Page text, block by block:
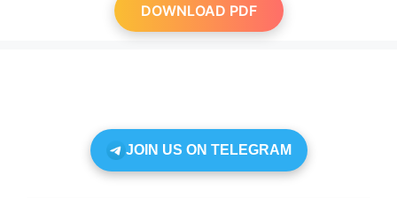
DOWNLOAD PDF
JOIN US ON TELEGRAM